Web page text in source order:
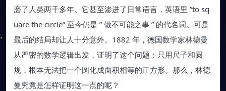
磨了人类两千多年。它甚至渗进了日常语言，英语里 ”to sq
uare the circle” 至今仍是 ” 做不可能之事 ” 的代名词。可是
最后的结局却让人十分意外。1882 年，德国数学家林德曼
从严密的数学逻辑出发，证明了这个问题：只用尺子和圆
规，根本无法把一个圆化成面积相等的正方形。那么，林德
曼究竟是怎样证明这一点的呢？